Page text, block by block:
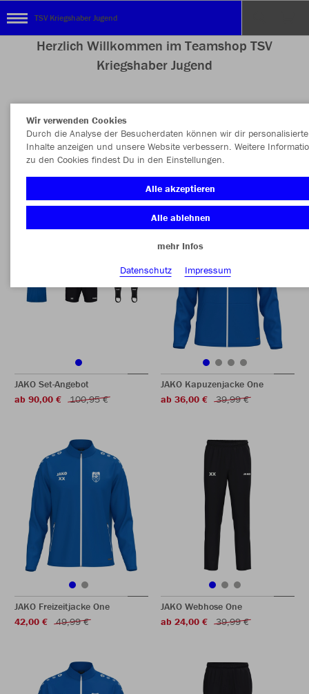
TSV Kriegshaber Jugend
Herzlich Willkommen im Teamshop TSV
Kriegshaber Jugend
Nachhaltig Farbe
JAKO Set-Angebot
ab 90,00 €
100,95 €
JAKO Kapuzenjacke One
ab 36,00 €
39,99 €
JAKO Freizeitjacke One
42,00 €
49,99 €
JAKO Webhose One
ab 24,00 €
39,99 €
Wir verwenden Cookies
Durch die Analyse der Besucherdaten können wir dir personalisierte
Inhalte anzeigen und unsere Website verbessern. Weitere
zu den Cookies findest Du in den Einstellungen.
Alle akzeptieren
Alle ablehnen
mehr Infos
Datenschutz
Impressum